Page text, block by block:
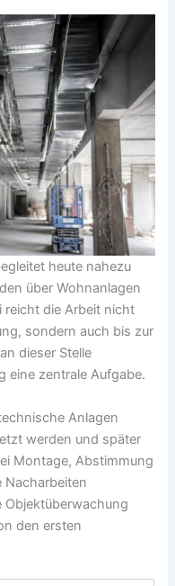
heute nahezu
über Wohnanlagen
reicht die Arbeit nicht
sondern auch bis zur
dieser Stelle
eine zentrale Aufgabe.
Anlagen
werden und später
Montage, Abstimmung
Nacharbeiten
Objektüberwachung
den ersten